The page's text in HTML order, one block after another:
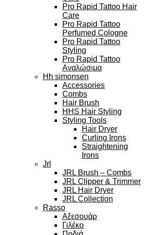
Pro Rapid Tattoo Hair
Care
Pro Rapid Tattoo
Perfumed Cologne
Pro Rapid Tattoo
Styling
Pro Rapid Tattoo
Αναλώσιμα
Hh simonsen
Accessories
Combs
Hair Brush
HHS Hair Styling
Styling Tools
Hair Dryer
Curling Irons
Straightening
Irons
Jrl
JRL Brush – Combs
JRL Clipper & Trimmer
JRL Hair Dryer
JRL Collection
Rasso
Αξεσουάρ
Γιλέκο